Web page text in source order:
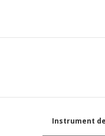
Instrument